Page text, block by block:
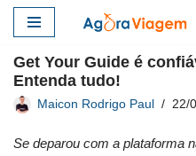
para
o
conteúdo
Get Your Guide é
Entenda tudo!
Maicon Rodrigo Paul 22/
Se deparou com a plataforma